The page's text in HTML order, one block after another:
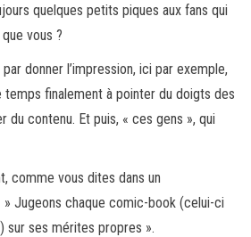
quelques petits piques aux fans qui
vous ?
donner l’impression, ici par exemple,
temps finalement à pointer du doigts des
du contenu. Et puis, « ces gens », qui
comme vous dites dans un
Jugeons chaque comic-book (celui-ci
sur ses mérites propres ».